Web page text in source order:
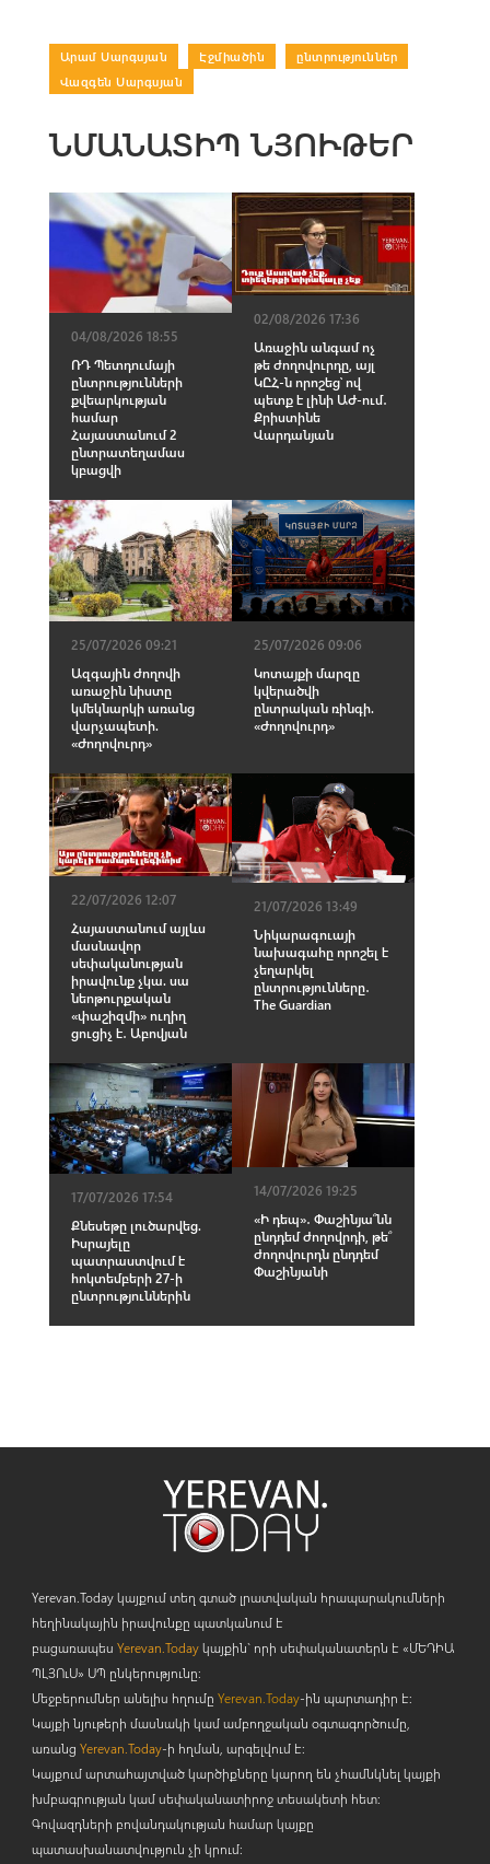
Արամ Սարգսյան Էջմիածին ընտրություններ
Վազգեն Սարգսյան
ՆՄԱՆԱՏԻՊ ՆՅՈՒԹԵՐ
04/08/2026 18:55
ՌԴ Պետդումայի
ընտրությունների
քվեարկության
համար
Հայաստանում 2
ընտրատեղամաս
կբացվի
02/08/2026 17:36
Առաջին անգամ ոչ
թե ժողովուրդը, այլ
ԿԸՀ-ն որոշեց՝ ով
պետք է լինի ԱԺ-ում․
Քրիստինե
Վարդանյան
25/07/2026 09:21
Ազգային ժողովի
առաջին նիստը
կմեկնարկի առանց
վարչապետի.
«Ժողովուրդ»
25/07/2026 09:06
Կոտայքի մարզը
կվերածվի
ընտրական ռինգի.
«Ժողովուրդ»
22/07/2026 12:07
Հայաստանում այլևս
մասնավոր
սեփականության
իրավունք չկա. սա
նեոթուրքական
«փաշիզմի» ուղիղ
ցուցիչ է․ Աբովյան
21/07/2026 13:49
Նիկարագուայի
նախագահը որոշել է
չեղարկել
ընտրությունները․
The Guardian
17/07/2026 17:54
Քնեսեթը լուծարվեց.
Իսրայելը
պատրաստվում է
հոկտեմբերի 27-ի
ընտրություններին
14/07/2026 19:25
«Ի դեպ»․ Փաշինյա՞նն
ընդդեմ ժողովրդի, թե՞
ժողովուրդն ընդդեմ
Փաշինյանի
Yerevan.Today կայքում տեղ գտած լրատվական հրապարակումների
հեղինակային իրավունքը պատկանում է
բացառապես Yerevan.Todayկայքին` որի սեփականատերն է «ՄԵԴԻԱ
ՊԼՅՈւՍ» ՍՊ ընկերությունը։
Մեջբերումներ անելիս հղումը Yerevan.Today-ին պարտադիր է:
Կայքի նյութերի մասնակի կամ ամբողջական օգտագործումը,
առանց Yerevan.Today-ի հղման, արգելվում է:
Կայքում արտահայտված կարծիքները կարող են չհամնկնել կայքի
խմբագրության կամ սեփականատիրոջ տեսակետի հետ:
Գովազդների բովանդակության համար կայքը
պատասխանատվություն չի կրում: